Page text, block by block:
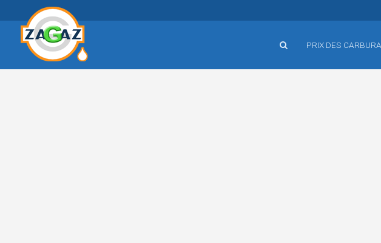
PRIX DES